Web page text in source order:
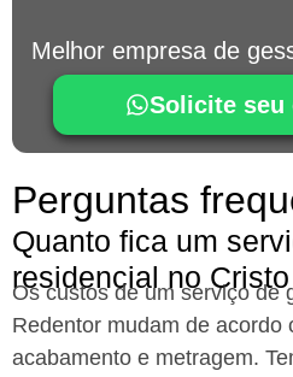
Melhor empresa de
Solicite seu
Perguntas
Quanto fica um
residencial no
Os custos de um serviço de
Redentor mudam de acordo
acabamento e metragem.